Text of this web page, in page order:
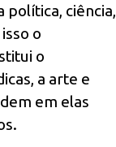
política, ciência,
o
o
a arte e
em elas